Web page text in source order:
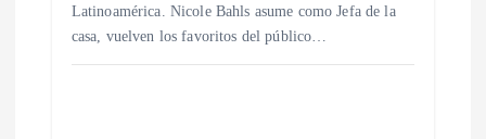
Latinoamérica. Nicole Bahls asume como Jefa de la
casa, vuelven los favoritos del público…